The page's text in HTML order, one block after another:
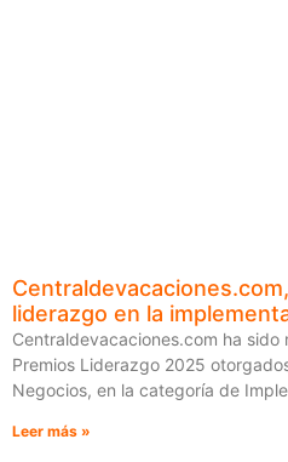
liderazgo en la
Centraldevacaciones.com ha
Premios Liderazgo 2025
Negocios, en la categoría de
Leer más »